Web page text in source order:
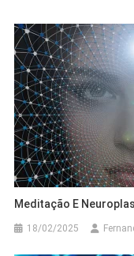
Meditação E
18/02/2025